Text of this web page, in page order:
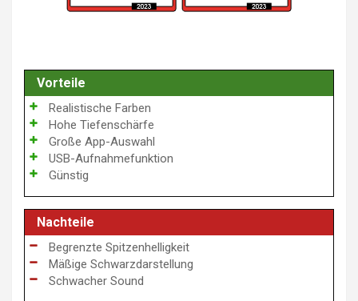
Vorteile
Realistische Farben
Hohe Tiefenschärfe
Große App-Auswahl
USB-Aufnahmefunktion
Günstig
Nachteile
Begrenzte Spitzenhelligkeit
Mäßige Schwarzdarstellung
Schwacher Sound